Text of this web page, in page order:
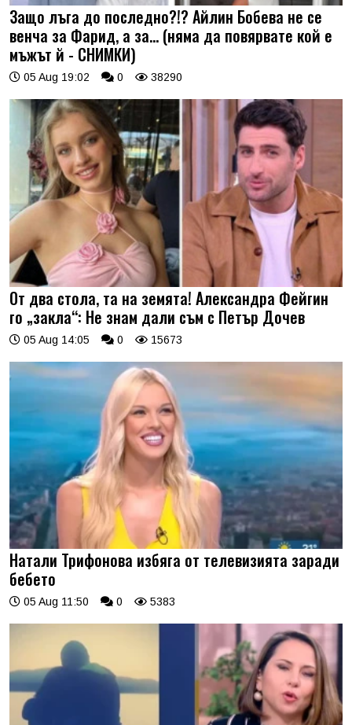
Защо лъга до последно?!? Айлин Бобева не се
венча за Фарид, а за... (няма да повярвате кой е
мъжът й - СНИМКИ)
05 Aug 19:02 0 38290
От два стола, та на земята! Александра Фейгин
го „закла“: Не знам дали съм с Петър Дочев
05 Aug 14:05 0 15673
Натали Трифонова избяга от телевизията заради
бебето
05 Aug 11:50 0 5383